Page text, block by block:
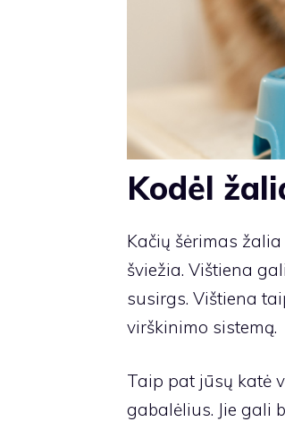
Kodėl
Kačių šėrimas
šviežia. Vištiena
susirgs. Vištiena
virškinimo sistemą.
Taip pat jūsų katė
gabalėlius. Jie gali